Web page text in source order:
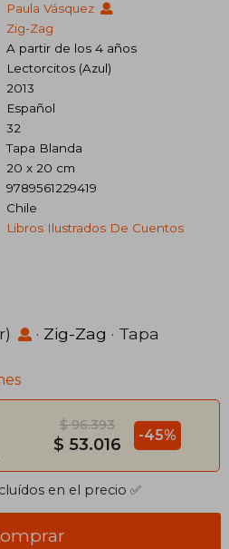
Paula Vásquez
Zig-Zag
A partir de los 4 años
Lectorcitos (Azul)
2013
Español
32
Tapa Blanda
20 x 20 cm
9789561229419
Chile
Libros Ilustrados De Cuentos
· Zig-Zag · Tapa
$ 96.393
$ 53.016 -45%
en el precio ✅